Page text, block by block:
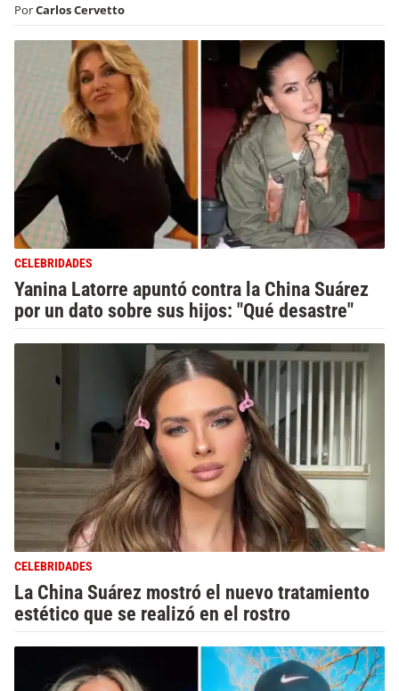
PorCarlos Cervetto
CELEBRIDADES
Yanina Latorre apuntó contra la China Suárez
por un dato sobre sus hijos: "Qué desastre"
CELEBRIDADES
La China Suárez mostró el nuevo tratamiento
estético que se realizó en el rostro